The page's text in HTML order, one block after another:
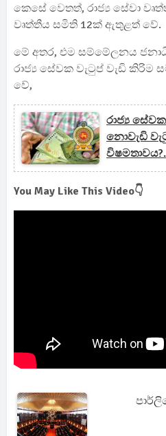
කෙසේ වෙතත්, රාජ්‍ය සේවා
වෘත්තීය සමිති 12ක් ඇතුළත් වේ.
මේ අතර, එම සම්මේලනය
රාජ්‍ය සේවක වැටුප් වැඩි
වේ,
රාජ්‍ය
නොවැඩි
විෂමතාවය?.
You May Like This Video👇